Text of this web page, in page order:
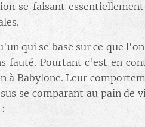
se faisant
qui se base sur ce que
fauté. Pourtant c'est en
à Babylone. Leur
se comparant au pain